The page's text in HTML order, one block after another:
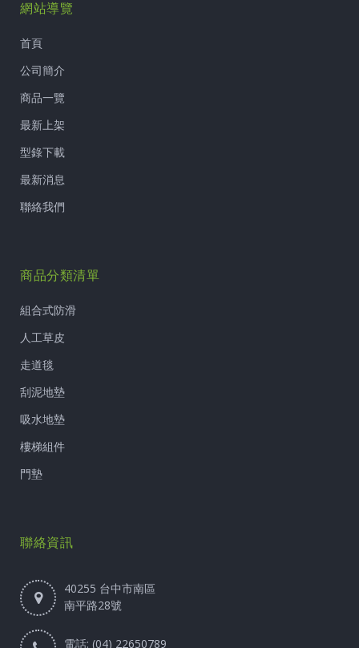
網站導覽
首頁
公司簡介
商品一覽
最新上架
型錄下載
最新消息
聯絡我們
商品分類清單
組合式防滑
人工草皮
走道毯
刮泥地墊
吸水地墊
樓梯組件
門墊
聯絡資訊
40255 台中市南區
南平路28號
電話: (04) 22650789